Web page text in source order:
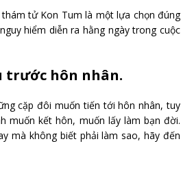
tử Kon Tum là một lựa chọn đúng
hiểm diễn ra hằng ngày trong cuộc
trước hôn nhân.
cặp đôi muốn tiến tới hôn nhân, tuy
muốn kết hôn, muốn lấy làm bạn đời.
mà không biết phải làm sao, hãy đến